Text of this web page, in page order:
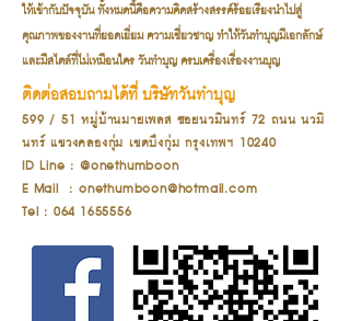
ให้เข้ากับปัจจุบัน ทั้งหมดนี้คือความคิดสร้างสรรค์ร้อยเรียงนำไปสู่
คุณภาพของงานที่ยอดเยี่ยม ความเชี่ยวชาญ ทำให้วันทำบุญมีเอกลักษ์
และมีสไตล์ที่ไม่เหมือนใคร วันทำบุญ ครบเครื่องเรื่องงานบุญ
ติดต่อสอบถามได้ที่ บริษัทวันทำบุญ
599 / 51 หมู่บ้านมายเพลส ซอยนวมินทร์ 72 ถนน นวมิ
นทร์ แขวงคลองกุ่ม เขตบึงกุ่ม กรุงเทพฯ 10240
ID Line : @onethumboon
E-Mail : onethumboon@hotmail.com
Tel : 064-1655556